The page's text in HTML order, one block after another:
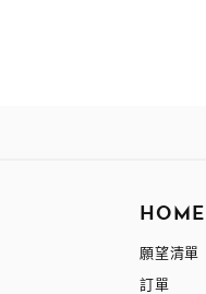
HOME
願望清單
訂單